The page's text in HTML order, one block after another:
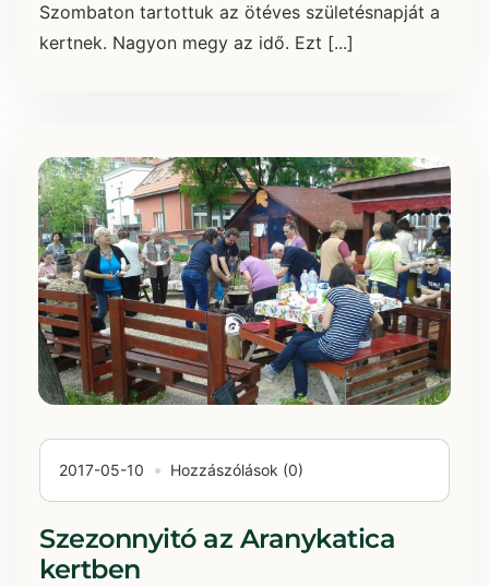
Szombaton tartottuk az ötéves születésnapját a
kertnek. Nagyon megy az idő. Ezt [...]
2017-05-10 Hozzászólások (0)
Szezonnyitó az Aranykatica
kertben